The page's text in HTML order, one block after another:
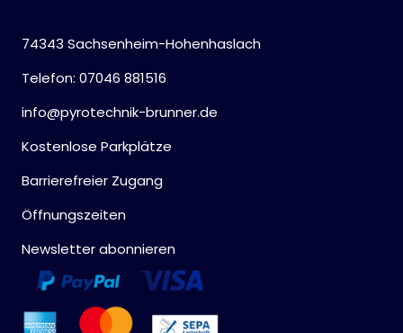
74343 Sachsenheim-Hohenhaslach
Telefon: 07046 881516
info@pyrotechnik-brunner.de
Kostenlose Parkplätze
Barrierefreier Zugang
Öffnungszeiten
Newsletter abonnieren